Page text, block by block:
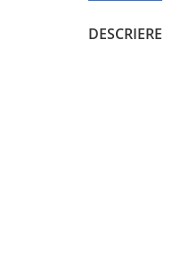
DESCRIERE